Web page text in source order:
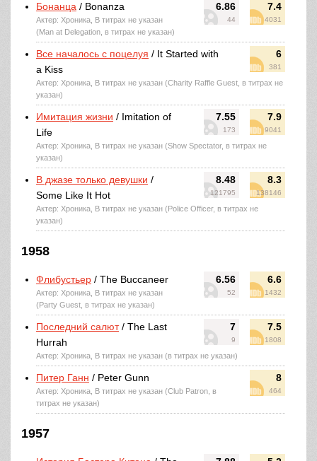
6.86
44
7.4
4031
Бонанца / Bonanza
Актер: Хроника, В титрах не указан
(Man at Delegation, в титрах не указан)
6
381
Все началось с поцелуя / It Started with
a Kiss
Актер: Хроника, В титрах не указан (Charity Raffle Guest, в титрах не
указан)
7.55
173
7.9
9041
Имитация жизни / Imitation of
Life
Актер: Хроника, В титрах не указан (Show Spectator, в титрах не
указан)
8.48
121795
8.3
138146
В джазе только девушки /
Some Like It Hot
Актер: Хроника, В титрах не указан (Police Officer, в титрах не
указан)
1958
6.56
52
6.6
1432
Флибустьер / The Buccaneer
Актер: Хроника, В титрах не указан
(Party Guest, в титрах не указан)
7
9
7.5
1808
Последний салют/ The Last
Hurrah
Актер: Хроника, В титрах не указан (в титрах не указан)
8
464
Питер Ганн / Peter Gunn
Актер: Хроника, В титрах не указан (Club Patron, в
титрах не указан)
1957